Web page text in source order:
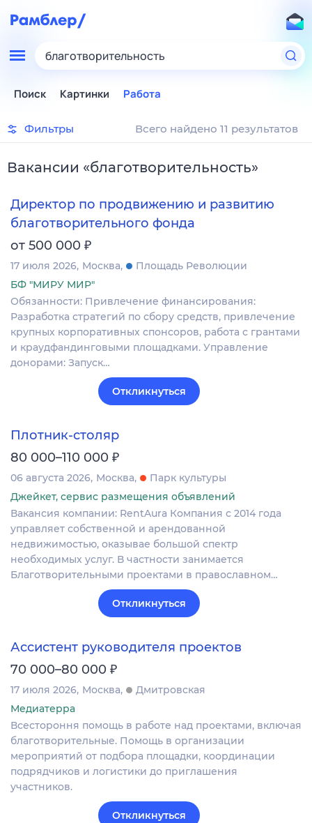
благотворительность
Поиск Картинки Работа
Фильтры Всего найдено 11 результатов
Вакансии «благотворительность»
Директор по продвижению и развитию
благотворительного фонда
от 500 000 ₽
17 июля 2026 Москва
Площадь Революции
БФ "МИРУ МИР"
Обязанности: Привлечение финансирования:
Разработка стратегий по сбору средств, привлечение
крупных корпоративных спонсоров, работа с грантами
и краудфандинговыми площадками. Управление
донорами: Запуск…
Откликнуться
Плотник-столяр
80 000–110 000 ₽
06 августа 2026 Москва
Парк культуры
Джейкет, сервис размещения объявлений
Вакансия компании: RentAura Компания с 2014 года
управляет собственной и арендованной
недвижимостью, оказывае большой спектр
необходимых услуг. В частности занимается
Благотворительными проектами в православном…
Откликнуться
Ассистент руководителя проектов
70 000–80 000 ₽
17 июля 2026 Москва
Дмитровская
Медиатерра
Всестороння помощь в работе над проектами, включая
благотворительные. Помощь в организации
мероприятий от подбора площадки, координации
подрядчиков и логистики до приглашения
участников.
Откликнуться